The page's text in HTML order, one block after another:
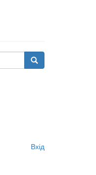
Поиск
Вхід